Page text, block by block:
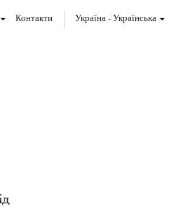
Контакти Україна-Українська